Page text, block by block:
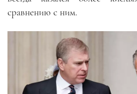
сравнению с ним.